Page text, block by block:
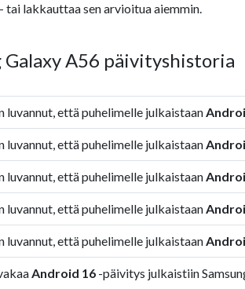
tai lakkauttaa sen arvioitua aiemmin.
Galaxy A56 päivityshistoria
luvannut, että puhelimelle julkaistaan
luvannut, että puhelimelle julkaistaan
luvannut, että puhelimelle julkaistaan
luvannut, että puhelimelle julkaistaan
luvannut, että puhelimelle julkaistaan
Android 16 -päivitys julkaistiin